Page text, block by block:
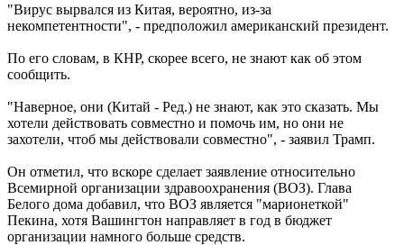
"Вирус вырвался из Китая, вероятно, из-за
некомпетентности", - предположил американский президент.
По его словам, в КНР, скорее всего, не знают как об этом
сообщить.
"Наверное, они (Китай - Ред.) не знают, как это сказать. Мы
хотели действовать совместно и помочь им, но они не
захотели, чтоб мы действовали совместно", - заявил Трамп.
Он отметил, что вскоре сделает заявление относительно
Всемирной организации здравоохранения (ВОЗ). Глава
Белого дома добавил, что ВОЗ является "марионеткой"
Пекина, хотя Вашингтон направляет в год в бюджет
организации намного больше средств.